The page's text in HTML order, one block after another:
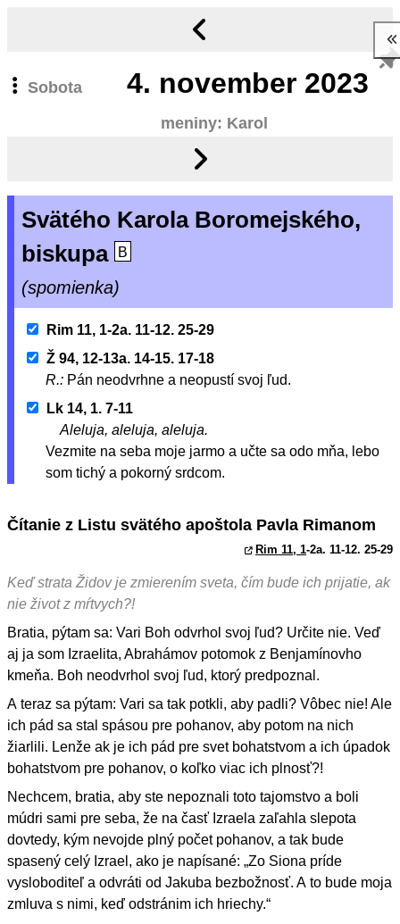
Sobota 4. november 2023
meniny: Karol
Svätého Karola Boromejského,
biskupa
B
(spomienka)
Rim 11, 1-2a. 11-12. 25-29
Ž 94, 12-13a. 14-15. 17-18
R.: Pán neodvrhne a neopustí svoj ľud.
Lk 14, 1. 7-11
Aleluja, aleluja, aleluja.
Vezmite na seba moje jarmo a učte sa odo mňa, lebo
som tichý a pokorný srdcom.
Čítanie z Listu svätého apoštola Pavla Rimanom
Rim 11, 1-2a. 11-12. 25-29
Keď strata Židov je zmierením sveta, čím bude ich prijatie, ak
nie život z mŕtvych?!
Bratia, pýtam sa: Vari Boh odvrhol svoj ľud? Určite nie. Veď
aj ja som Izraelita, Abrahámov potomok z Benjamínovho
kmeňa. Boh neodvrhol svoj ľud, ktorý predpoznal.
A teraz sa pýtam: Vari sa tak potkli, aby padli? Vôbec nie! Ale
ich pád sa stal spásou pre pohanov, aby potom na nich
žiarlili. Lenže ak je ich pád pre svet bohatstvom a ich úpadok
bohatstvom pre pohanov, o koľko viac ich plnosť?!
Nechcem, bratia, aby ste nepoznali toto tajomstvo a boli
múdri sami pre seba, že na časť Izraela zaľahla slepota
dovtedy, kým nevojde plný počet pohanov, a tak bude
spasený celý Izrael, ako je napísané: „Zo Siona príde
vysloboditeľ a odvráti od Jakuba bezbožnosť. A to bude moja
zmluva s nimi, keď odstránim ich hriechy.“